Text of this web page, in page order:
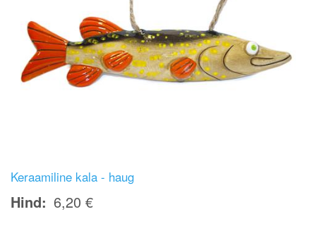
Keraamiline kala - haug
Hind 6,20 €